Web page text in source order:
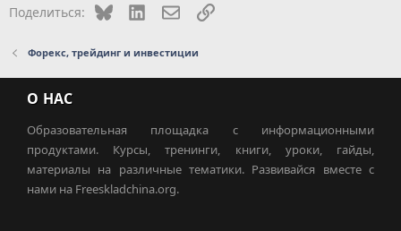
Поделиться: Bluesky LinkedInЭлектронная почта
Ссылка
Форекс, трейдинг и инвестиции
О НАС
Образовательная площадка с информационными
продуктами. Курсы, тренинги, книги, уроки, гайды,
материалы на различные тематики. Развивайся вместе с
нами на Freeskladchina.org.